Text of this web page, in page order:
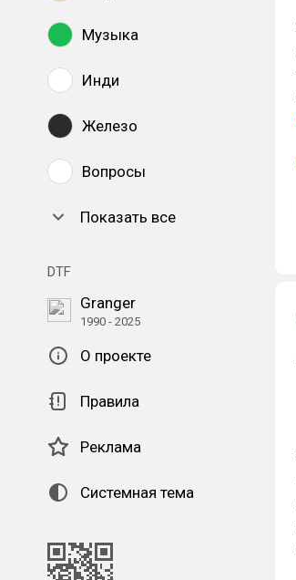
Музыка
Инди
Железо
Вопросы
Показать все
DTF
Granger
1990 - 2025
О проекте
Правила
Реклама
Системная тема